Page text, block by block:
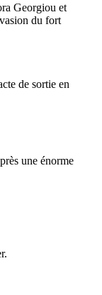
Georgiou et
du fort
de sortie en
une énorme